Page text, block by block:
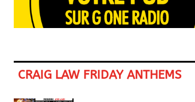
CRAIG LAW FRIDAY ANTHEMS